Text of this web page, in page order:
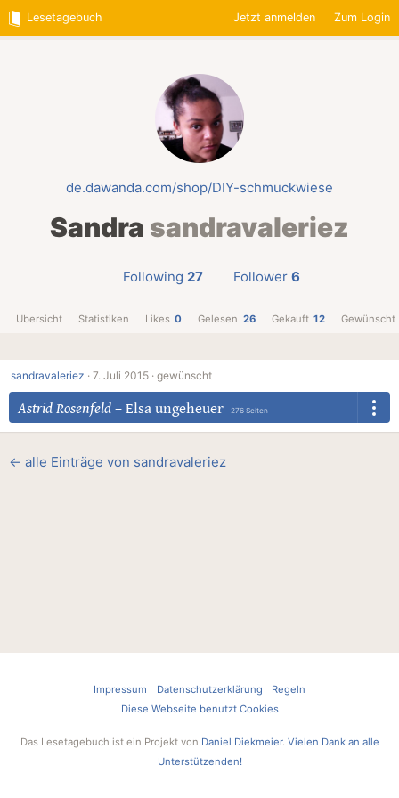
Lesetagebuch Jetzt anmelden Zum Login
de.dawanda.com/shop/DIY-schmuckwiese
Sandra sandravaleriez
Following 27 Follower 6
Übersicht Statistiken Likes 0 Gelesen 26 Gekauft 12 Gewünscht
sandravaleriez · 7. Juli 2015 · gewünscht
Astrid Rosenfeld – Elsa ungeheuer 276 Seiten
← alle Einträge von sandravaleriez
Impressum Datenschutzerklärung
Regeln
Diese Webseite benutzt Cookies
Das Lesetagebuch ist ein Projekt von Daniel Diekmeier. Vielen Dank an alle
Unterstützenden!